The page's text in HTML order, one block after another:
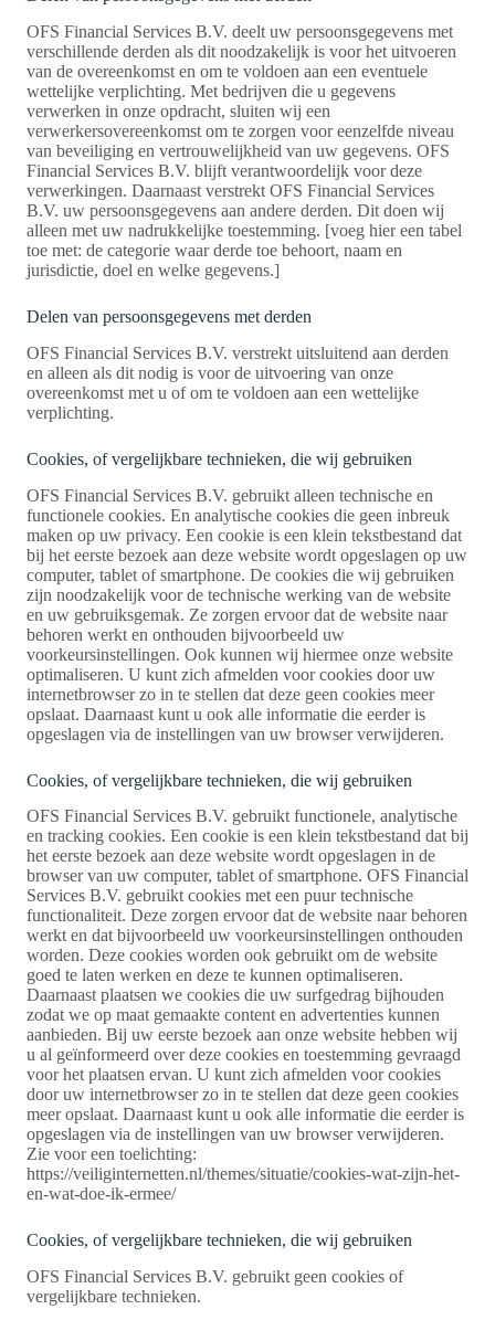
OFS Financial Services B.V. deelt uw persoonsgegevens met
verschillende derden als dit noodzakelijk is voor het uitvoeren
van de overeenkomst en om te voldoen aan een eventuele
wettelijke verplichting. Met bedrijven die u gegevens
verwerken in onze opdracht, sluiten wij een
verwerkersovereenkomst om te zorgen voor eenzelfde niveau
van beveiliging en vertrouwelijkheid van uw gegevens. OFS
Financial Services B.V. blijft verantwoordelijk voor deze
verwerkingen. Daarnaast verstrekt OFS Financial Services
B.V. uw persoonsgegevens aan andere derden. Dit doen wij
alleen met uw nadrukkelijke toestemming. [voeg hier een tabel
toe met: de categorie waar derde toe behoort, naam en
jurisdictie, doel en welke gegevens.]
Delen van persoonsgegevens met derden
OFS Financial Services B.V. verstrekt uitsluitend aan derden
en alleen als dit nodig is voor de uitvoering van onze
overeenkomst met u of om te voldoen aan een wettelijke
verplichting.
Cookies, of vergelijkbare technieken, die wij gebruiken
OFS Financial Services B.V. gebruikt alleen technische en
functionele cookies. En analytische cookies die geen inbreuk
maken op uw privacy. Een cookie is een klein tekstbestand dat
bij het eerste bezoek aan deze website wordt opgeslagen op uw
computer, tablet of smartphone. De cookies die wij gebruiken
zijn noodzakelijk voor de technische werking van de website
en uw gebruiksgemak. Ze zorgen ervoor dat de website naar
behoren werkt en onthouden bijvoorbeeld uw
voorkeursinstellingen. Ook kunnen wij hiermee onze website
optimaliseren. U kunt zich afmelden voor cookies door uw
internetbrowser zo in te stellen dat deze geen cookies meer
opslaat. Daarnaast kunt u ook alle informatie die eerder is
opgeslagen via de instellingen van uw browser verwijderen.
Cookies, of vergelijkbare technieken, die wij gebruiken
OFS Financial Services B.V. gebruikt functionele, analytische
en tracking cookies. Een cookie is een klein tekstbestand dat bij
het eerste bezoek aan deze website wordt opgeslagen in de
browser van uw computer, tablet of smartphone. OFS Financial
Services B.V. gebruikt cookies met een puur technische
functionaliteit. Deze zorgen ervoor dat de website naar behoren
werkt en dat bijvoorbeeld uw voorkeursinstellingen onthouden
worden. Deze cookies worden ook gebruikt om de website
goed te laten werken en deze te kunnen optimaliseren.
Daarnaast plaatsen we cookies die uw surfgedrag bijhouden
zodat we op maat gemaakte content en advertenties kunnen
aanbieden. Bij uw eerste bezoek aan onze website hebben wij
u al geïnformeerd over deze cookies en toestemming gevraagd
voor het plaatsen ervan. U kunt zich afmelden voor cookies
door uw internetbrowser zo in te stellen dat deze geen cookies
meer opslaat. Daarnaast kunt u ook alle informatie die eerder is
opgeslagen via de instellingen van uw browser verwijderen.
Zie voor een toelichting:
https://veiliginternetten.nl/themes/situatie/cookies-wat-zijn-het-
en-wat-doe-ik-ermee/
Cookies, of vergelijkbare technieken, die wij gebruiken
OFS Financial Services B.V. gebruikt geen cookies of
vergelijkbare technieken.